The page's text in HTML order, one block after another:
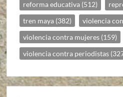
reforma educativa (512)
tren maya (382) violencia
violencia contra mujeres (159)
violencia contra periodistas